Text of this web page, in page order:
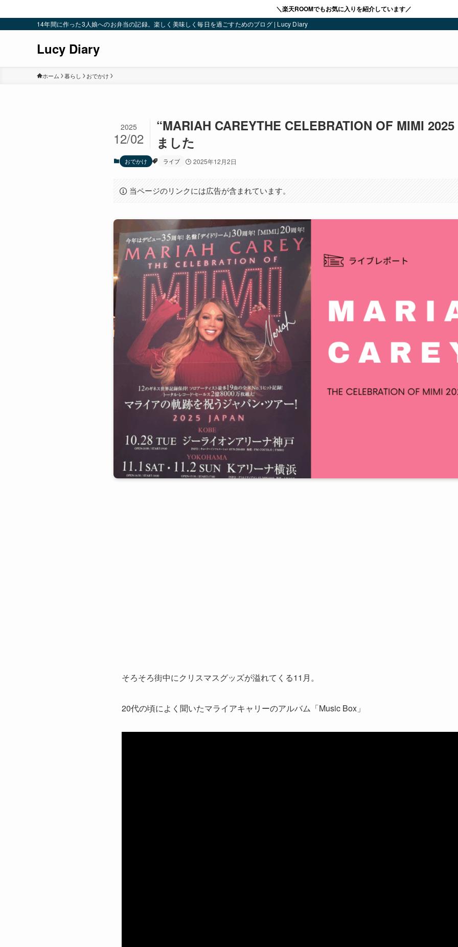
＼楽天ROOMでもお気に入りを紹介しています／
14年間に作った3人娘へのお弁当の記録。楽しく美味しく毎日を過ごすためのブログ | Lucy Diary
Lucy Diary
ホーム 暮らし おでかけ
“MARIAH CAREYTHE CELEBRATION OF MIMI
ました
2025
12/02
おでかけ ライブ 2025年12月2日
当ページのリンクには広告が含まれています。
そろそろ街中にクリスマスグッズが溢れてくる11月。
20代の頃によく聞いたマライアキャリーのアルバム「Music Box」